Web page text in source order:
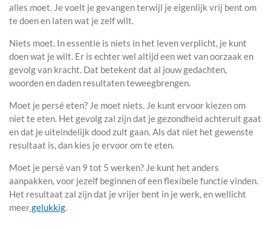
alles moet. Je voelt je gevangen terwijl je eigenlijk vrij bent om
te doen en laten wat je zelf wilt.
Niets moet. In essentie is niets in het leven verplicht, je kunt
doen wat je wilt. Er is echter wel altijd een wet van oorzaak en
gevolg van kracht. Dat betekent dat al jouw gedachten,
woorden en daden resultaten teweegbrengen.
Moet je persé eten? Je moet niets. Je kunt ervoor kiezen om
niet te eten. Het gevolg zal zijn dat je gezondheid achteruit gaat
en dat je uiteindelijk dood zult gaan. Als dat niet het gewenste
resultaat is, dan kies je ervoor om te eten.
Moet je persé van 9 tot 5 werken? Je kunt het anders
aanpakken, voor jezelf beginnen of een flexibele functie vinden.
Het resultaat zal zijn dat je vrijer bent in je werk, en wellicht
meergelukkig